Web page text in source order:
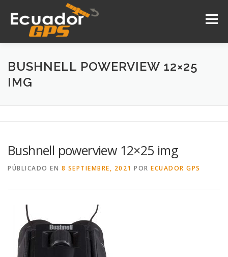
contenido
Menú
INICIO NOSOTROS PRODUCTOS
BUSHNELL POWERVIEW 12×25
IMG
Bushnell powerview 12×25 img
PÚBLICADO EN 8 SEPTIEMBRE, 2021 POR ECUADOR GPS